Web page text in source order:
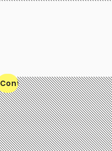
Contact